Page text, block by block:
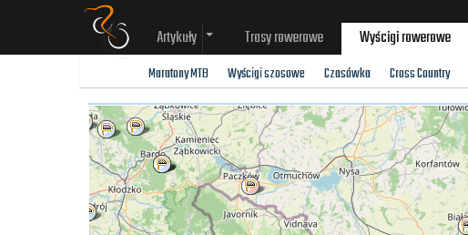
Artykuły Trasy rowerowe Wyścigi rowerowe
Maratony MTB Wyścigi szosowe Czasówka Cross Country